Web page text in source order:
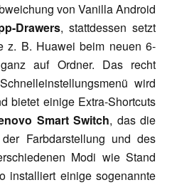
von Vanilla Android
Drawers, stattdessen setzt
z. B. Huawei beim neuen 6-
auf Ordner. Das recht
wird
bietet einige Extra-Shortcuts
Smart Switch, das die
Farbdarstellung und des
Modi wie Stand
installiert einige sogenannte